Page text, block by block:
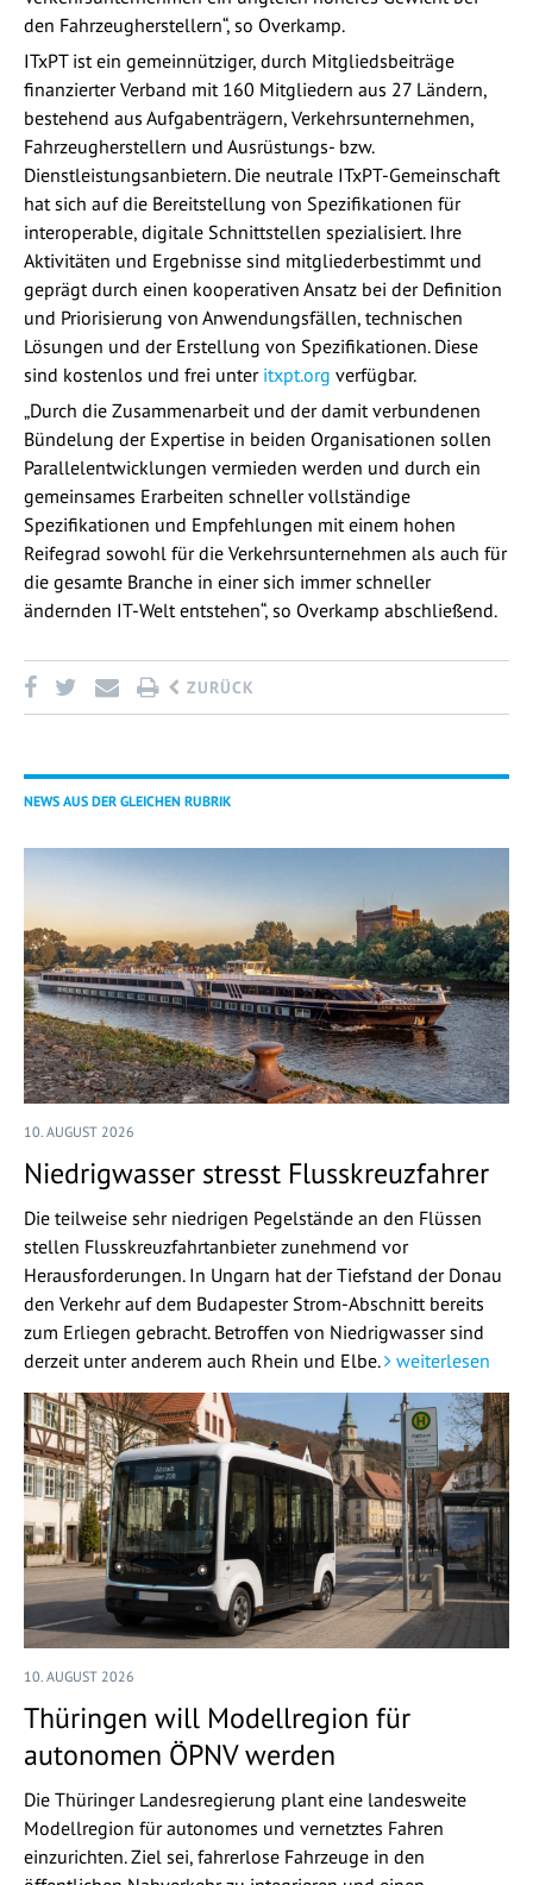
den Fahrzeugherstellern“, so Overkamp.
ITxPT ist ein gemeinnütziger, durch Mitgliedsbeiträge
finanzierter Verband mit 160 Mitgliedern aus 27 Ländern,
bestehend aus Aufgabenträgern, Verkehrsunternehmen,
Fahrzeugherstellern und Ausrüstungs- bzw.
Dienstleistungsanbietern. Die neutrale ITxPT-Gemeinschaft
hat sich auf die Bereitstellung von Spezifikationen für
interoperable, digitale Schnittstellen spezialisiert. Ihre
Aktivitäten und Ergebnisse sind mitgliederbestimmt und
geprägt durch einen kooperativen Ansatz bei der Definition
und Priorisierung von Anwendungsfällen, technischen
Lösungen und der Erstellung von Spezifikationen. Diese
sind kostenlos und frei unter itxpt.org verfügbar.
„Durch die Zusammenarbeit und der damit verbundenen
Bündelung der Expertise in beiden Organisationen sollen
Parallelentwicklungen vermieden werden und durch ein
gemeinsames Erarbeiten schneller vollständige
Spezifikationen und Empfehlungen mit einem hohen
Reifegrad sowohl für die Verkehrsunternehmen als auch für
die gesamte Branche in einer sich immer schneller
ändernden IT-Welt entstehen“, so Overkamp abschließend.
ZURÜCK
NEWS AUS DER GLEICHEN RUBRIK
10. AUGUST 2026
Niedrigwasser stresst Flusskreuzfahrer
Die teilweise sehr niedrigen Pegelstände an den Flüssen
stellen Flusskreuzfahrtanbieter zunehmend vor
Herausforderungen. In Ungarn hat der Tiefstand der Donau
den Verkehr auf dem Budapester Strom-Abschnitt bereits
zum Erliegen gebracht. Betroffen von Niedrigwasser sind
derzeit unter anderem auch Rhein und Elbe.
weiterlesen
10. AUGUST 2026
Thüringen will Modellregion für
autonomen ÖPNV werden
Die Thüringer Landesregierung plant eine landesweite
Modellregion für autonomes und vernetztes Fahren
einzurichten. Ziel sei, fahrerlose Fahrzeuge in den